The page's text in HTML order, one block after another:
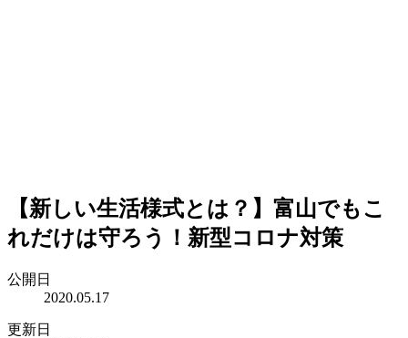
【新しい生活様式とは？】富山でもこ
れだけは守ろう！新型コロナ対策
公開日
2020.05.17
更新日